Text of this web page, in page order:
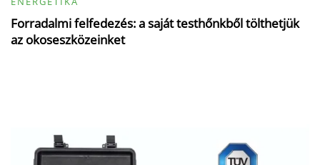
Forradalmi felfedezés: a saját testhőnkből tölthetjük
az okoseszközeinket